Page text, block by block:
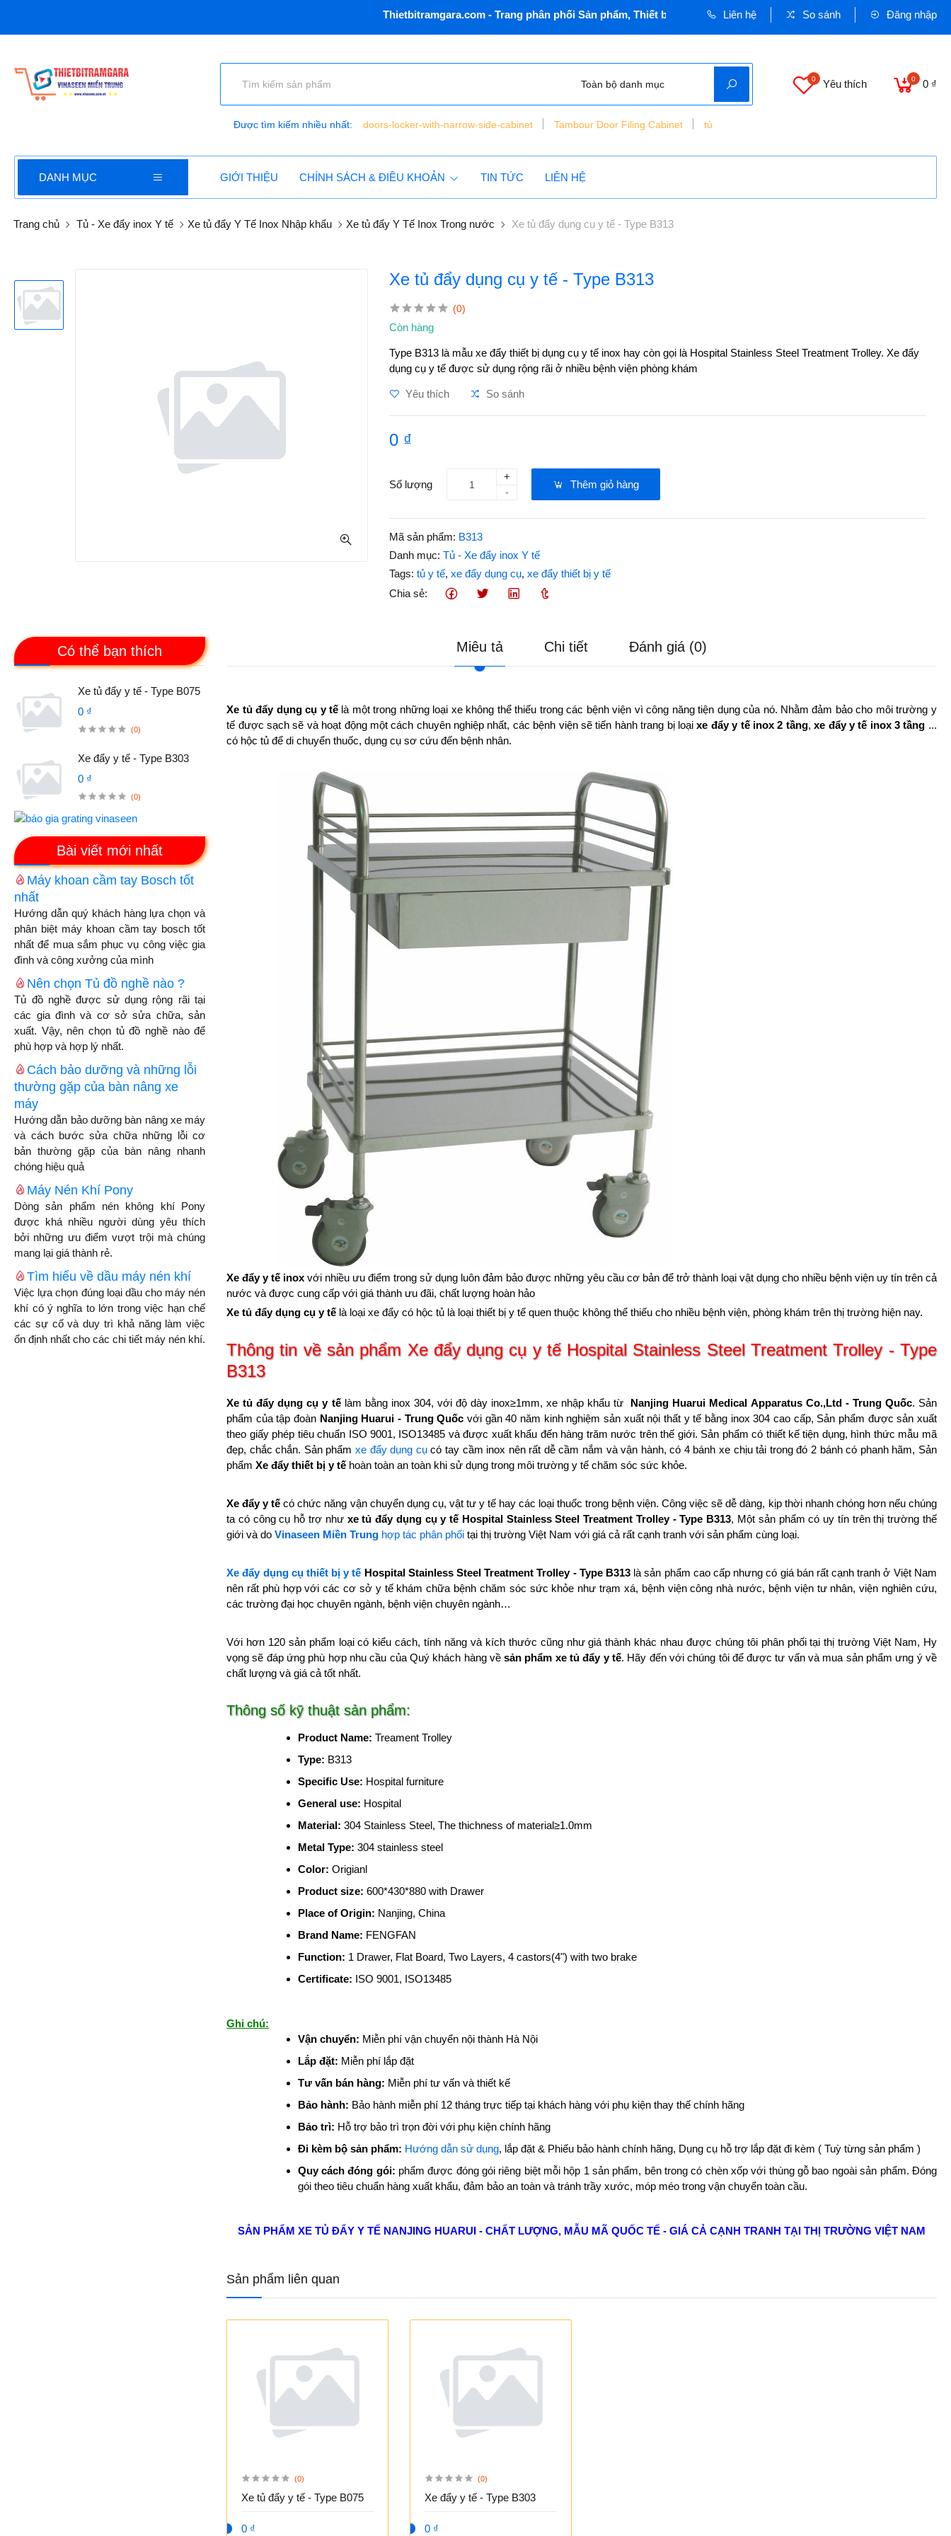
Thietbitramgara.com - Trang phân phối Sản phẩm, Thiết bị Dân dụng và Công nghiệp - Cơ quan chủ quản: VINASEEN
Liên hệ So sánh Đăng nhập
Toàn bộ danh mục
Được tìm kiếm nhiều nhất: doors-locker-with-narrow-side-cabinet Tambour Door Filing Cabinet
tủ
0 Yêu thích 0 0 ₫
DANH MỤC GIỚI THIỆU CHÍNH SÁCH & ĐIỀU KHOẢN TIN TỨC LIÊN HỆ
Trang chủ Tủ - Xe đẩy inox Y tế Xe tủ đẩy Y Tế Inox Nhập khẩu Xe tủ đẩy Y Tế Inox Trong nước Xe tủ đẩy dụng cụ y tế - Type B313
Xe tủ đẩy dụng cụ y tế - Type B313
(0)
Còn hàng
Type B313 là mẫu xe đẩy thiết bị dụng cụ y tế inox hay còn gọi là Hospital Stainless Steel Treatment Trolley. Xe đẩy
dụng cụ y tế được sử dụng rộng rãi ở nhiều bệnh viện phòng khám
Yêu thích So sánh
0 ₫
Số lượng
+
-
Thêm giỏ hàng
Mã sản phẩm: B313
Danh mục: Tủ - Xe đẩy inox Y tế
Tags: tủ y tế,xe đẩy dụng cụ,xe đẩy thiết bị y tế
Chia sẻ:
Có thể bạn thích
Xe tủ đẩy y tế - Type B075
0 ₫
(0)
Xe đẩy y tế - Type B303
0 ₫
(0)
Bài viết mới nhất
Máy khoan cầm tay Bosch tốt
nhất
Hướng dẫn quý khách hàng lựa chọn và
phân biệt máy khoan cầm tay bosch tốt
nhất để mua sắm phục vụ công việc gia
đình và công xưởng của mình
Nên chọn Tủ đồ nghề nào ?
Tủ đồ nghề được sử dụng rộng rãi tại
các gia đình và cơ sở sửa chữa, sản
xuất. Vậy, nên chọn tủ đồ nghề nào để
phù hợp và hợp lý nhất.
Cách bảo dưỡng và những lỗi
thường gặp của bàn nâng xe
máy
Hướng dẫn bảo dưỡng bàn nâng xe máy
và cách bước sửa chữa những lỗi cơ
bản thường gặp của bàn nâng nhanh
chóng hiệu quả
Máy Nén Khí Pony
Dòng sản phẩm nén không khí Pony
được khá nhiều người dùng yêu thích
bởi những ưu điểm vượt trội mà chúng
mang lại giá thành rẻ.
Tìm hiểu về dầu máy nén khí
Việc lựa chọn đúng loại dầu cho máy nén
khí có ý nghĩa to lớn trong việc hạn chế
các sự cố và duy trì khả năng làm việc
ổn định nhất cho các chi tiết máy nén khí.
Miêu tả Chi tiết Đánh giá (0)
Xe tủ đẩy dụng cụ y tế là một trong những loại xe không thể thiếu trong các bệnh viện vì công năng tiện dụng của nó. Nhằm đảm bảo cho môi trường y
tế được sạch sẽ và hoạt động một cách chuyên nghiệp nhất, các bệnh viện sẽ tiến hành trang bị loạixe đẩy y tế inox 2 tầng, xe đẩy y tế inox 3 tầng ...
có hộc tủ để di chuyển thuốc, dụng cụ sơ cứu đến bệnh nhân.
Xe đẩy y tế inox với nhiều ưu điểm trong sử dụng luôn đảm bảo được những yêu cầu cơ bản để trở thành loại vật dụng cho nhiều bệnh viện uy tín trên cả
nước và được cung cấp với giá thành ưu đãi, chất lượng hoàn hảo
Xe tủ đẩy dụng cụ y tế là loại xe đẩy có hộc tủ là loại thiết bị y tế quen thuộc không thể thiếu cho nhiều bệnh viện, phòng khám trên thị trường hiện nay.
Thông tin về sản phẩm Xe đẩy dụng cụ y tế Hospital Stainless Steel Treatment Trolley - Type
B313
Xe tủ đẩy dụng cụ y tếlàm bằng inox 304, với độ dày inox≥1mm, xe nhập khẩu từ Nanjing Huarui Medical Apparatus Co.,Ltd - Trung Quốc. Sản
phẩm của tập đoàn Nanjing Huarui - Trung Quốc với gần 40 năm kinh nghiệm sản xuất nội thất y tế bằng inox 304 cao cấp, Sản phẩm được sản xuất
theo giấy phép tiêu chuẩn ISO 9001, ISO13485 và được xuất khẩu đến hàng trăm nước trên thế giới. Sản phẩm có thiết kế tiện dụng, hình thức mẫu mã
đẹp, chắc chắn. Sản phẩmxe đẩy dụng cụcó tay cầm inox nên rất dễ cầm nắm và vận hành, có 4 bánh xe chịu tải trong đó 2 bánh có phanh hãm, Sản
phẩmXe đẩy thiết bị y tế hoàn toàn an toàn khi sử dụng trong môi trường y tế chăm sóc sức khỏe.
Xe đẩy y tế có chức năng vận chuyển dụng cụ, vật tư y tế hay các loại thuốc trong bệnh viện. Công việc sẽ dễ dàng, kịp thời nhanh chóng hơn nếu chúng
ta có công cụ hỗ trợ như xe tủ đẩy dụng cụ y tế Hospital Stainless Steel Treatment Trolley - Type B313, Một sản phẩm có uy tín trên thị trường thế
giới và doVinaseen Miền Trung hợp tác phân phối tại thị trường Việt Nam với giá cả rất cạnh tranh với sản phẩm cùng loại.
Xe đẩy dụng cụ thiết bị y tế Hospital Stainless Steel Treatment Trolley - Type B313 là sản phẩm cao cấp nhưng có giá bán rất cạnh tranh ở Việt Nam
nên rất phù hợp với các cơ sở y tế khám chữa bệnh chăm sóc sức khỏe như trạm xá, bệnh viện công nhà nước, bệnh viện tư nhân, viện nghiên cứu,
các trường đại học chuyên ngành, bệnh viện chuyên ngành…
Với hơn 120 sản phẩm loại có kiểu cách, tính năng và kích thước cũng như giá thành khác nhau được chúng tôi phân phối tại thị trường Việt Nam, Hy
vọng sẽ đáp ứng phù hợp nhu cầu của Quý khách hàng vềsản phẩm xe tủ đẩy y tế. Hãy đến với chúng tôi để được tư vấn và mua sản phẩm ưng ý về
chất lượng và giá cả tốt nhất.
Thông số kỹ thuật sản phẩm:
Product Name: Treament Trolley
Type: B313
Specific Use: Hospital furniture
General use: Hospital
Material: 304 Stainless Steel, The thichness of material≥1.0mm
Metal Type: 304 stainless steel
Color: Origianl
Product size: 600*430*880 with Drawer
Place of Origin: Nanjing, China
Brand Name: FENGFAN
Function: 1 Drawer, Flat Board, Two Layers, 4 castors(4") with two brake
Certificate: ISO 9001, ISO13485
Ghi chú:
Vận chuyển: Miễn phí vận chuyển nội thành Hà Nội
Lắp đặt: Miễn phí lắp đặt
Tư vấn bán hàng: Miễn phí tư vấn và thiết kế
Bảo hành: Bảo hành miễn phí 12 tháng trực tiếp tại khách hàng với phụ kiện thay thế chính hãng
Bảo trì: Hỗ trợ bảo trì trọn đời với phụ kiện chính hãng
Đi kèm bộ sản phẩm: Hướng dẫn sử dụng, lắp đặt & Phiếu bảo hành chính hãng, Dụng cụ hỗ trợ lắp đặt đi kèm ( Tuỳ từng sản phẩm )
Quy cách đóng gói: phẩm được đóng gói riêng biệt mỗi hộp 1 sản phẩm, bên trong có chèn xốp với thùng gỗ bao ngoài sản phẩm. Đóng
gói theo tiêu chuẩn hàng xuất khẩu, đảm bảo an toàn và tránh trầy xước, móp méo trong vận chuyển toàn cầu.
SẢN PHẨM XE TỦ ĐẨY Y TẾ NANJING HUARUI - CHẤT LƯỢNG, MẪU MÃ QUỐC TẾ - GIÁ CẢ CẠNH TRANH TẠI THỊ TRƯỜNG VIỆT NAM
Sản phẩm liên quan
(0)
Xe tủ đẩy y tế - Type B075
0 ₫
(0)
Xe đẩy y tế - Type B303
0 ₫